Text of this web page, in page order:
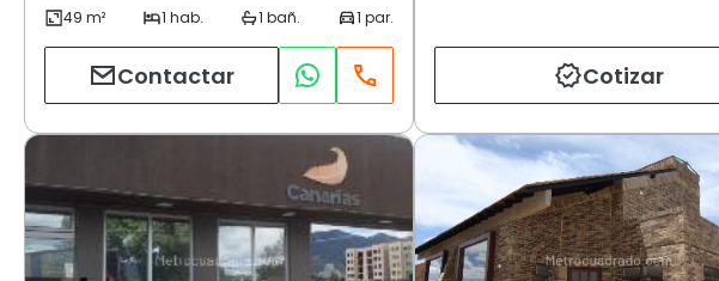
Contactar Cotizar